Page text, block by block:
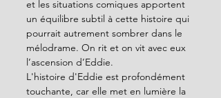
et les situations comiques apportent
un équilibre subtil à cette histoire qui
pourrait autrement sombrer dans le
mélodrame. On rit et on vit avec eux
l’ascension d’Eddie.
L'histoire d'Eddie est profondément
touchante, car elle met en lumière la